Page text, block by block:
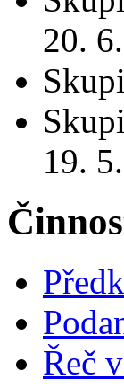
20.
19.
Řeč